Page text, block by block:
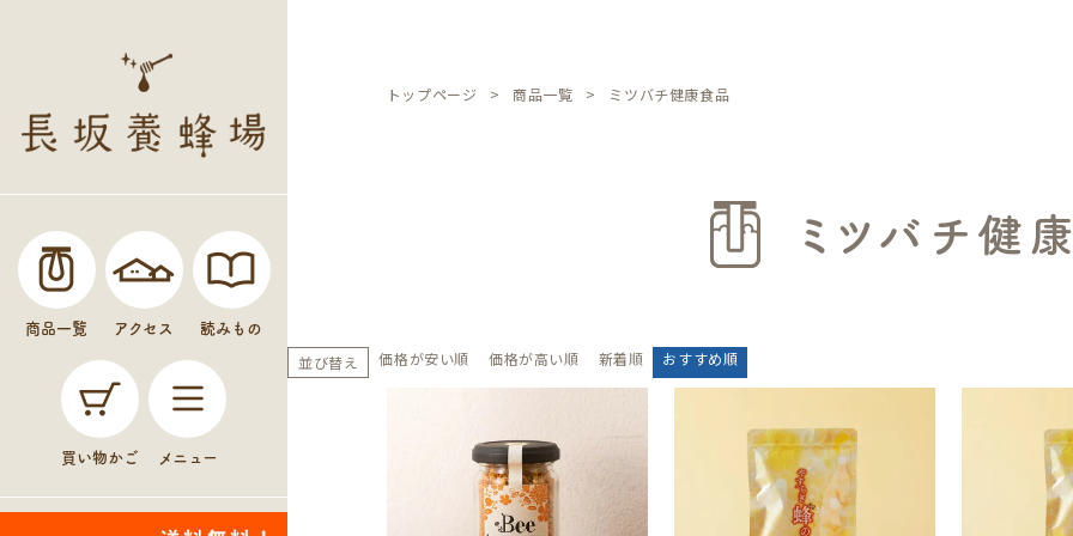
商品一覧 アクセス 読みもの
買い物かご メニュー
トップページ 商品一覧 ミツバチ健康食品
ミツバチ健
並び替え 価格が安い順 価格が高い順 新着順 おすすめ順